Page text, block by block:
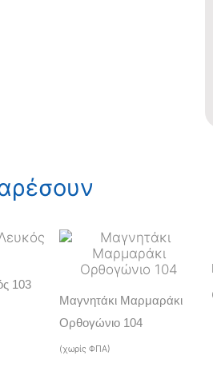
103
Μαγνητάκι Μαρμαράκι
Ορθογώνιο 104
(χωρίς ΦΠΑ)